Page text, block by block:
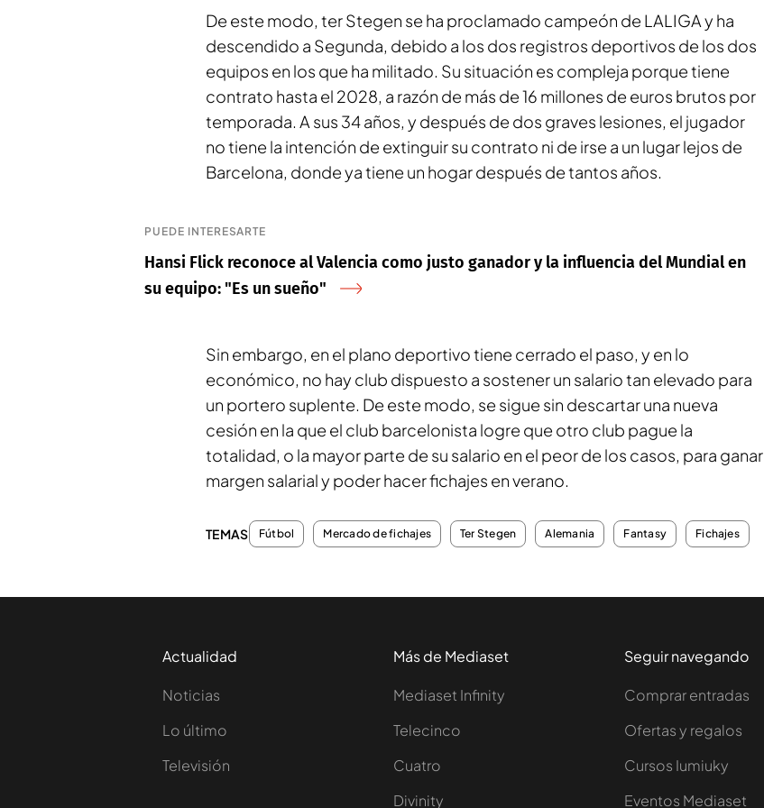
De este modo, ter Stegen se ha proclamado campeón de LALIGA y ha
descendido a Segunda, debido a los dos registros deportivos de los dos
equipos en los que ha militado. Su situación es compleja porque tiene
contrato hasta el 2028, a razón de más de 16 millones de euros brutos por
temporada. A sus 34 años, y después de dos graves lesiones, el jugador
no tiene la intención de extinguir su contrato ni de irse a un lugar lejos de
Barcelona, donde ya tiene un hogar después de tantos años.
PUEDE INTERESARTE
Hansi Flick reconoce al Valencia como justo ganador y la influencia del Mundial en
su equipo: "Es un sueño"
Sin embargo, en el plano deportivo tiene cerrado el paso, y en lo
económico, no hay club dispuesto a sostener un salario tan elevado para
un portero suplente. De este modo, se sigue sin descartar una nueva
cesión en la que el club barcelonista logre que otro club pague la
totalidad, o la mayor parte de su salario en el peor de los casos, para ganar
margen salarial y poder hacer fichajes en verano.
TEMAS Fútbol Mercado de fichajes Ter Stegen Alemania Fantasy Fichajes
Actualidad
Noticias
Lo último
Televisión
Más de Mediaset
Mediaset Infinity
Telecinco
Cuatro
Divinity
Seguir navegando
Comprar entradas
Ofertas y regalos
Cursos Iumiuky
Eventos Mediaset